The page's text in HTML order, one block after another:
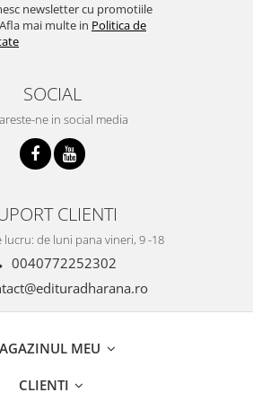
newsletter cu promotiile
mai multe in Politica de
SOCIAL
ne in social media
CLIENTI
lucru: de luni pana vineri, 9 -18
0040772252302
MEU
CLIENTI